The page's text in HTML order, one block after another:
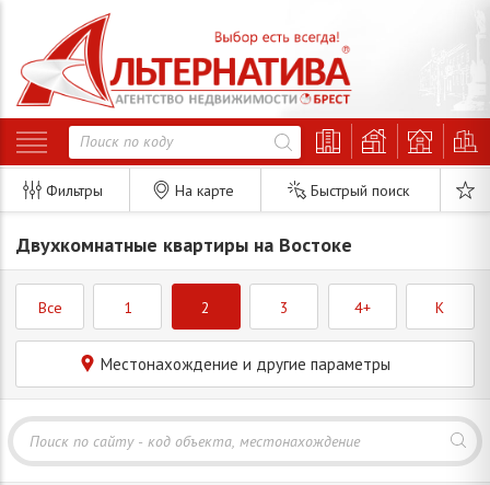
Фильтры На карте Быстрый поиск
Двухкомнатные квартиры на Востоке
Все 1 2 3 4+ K
Местонахождение и другие параметры